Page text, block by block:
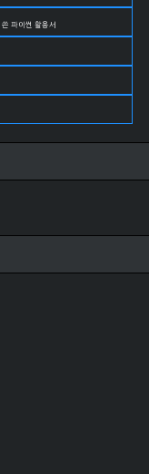
파이썬 활용서